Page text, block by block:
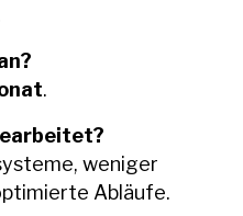
.
weniger
Abläufe.